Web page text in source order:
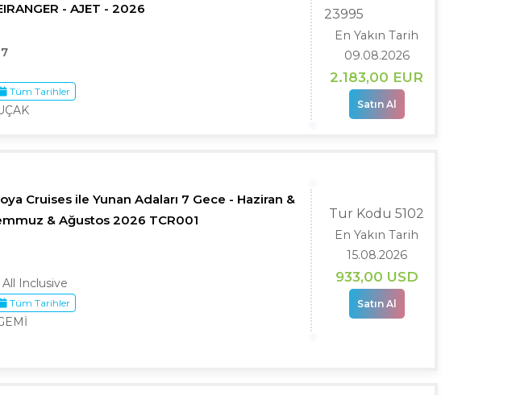
- AJET - 2026
7
Tüm Tarihler
23995
En Yakın Tarih
09.08.2026
2.183,00 EUR
Satın Al
Cruises ile Yunan Adaları 7 Gece - Haziran &
& Ağustos 2026 TCR001
All Inclusive
Tüm Tarihler
Tur Kodu 5102
En Yakın Tarih
15.08.2026
933,00 USD
Satın Al